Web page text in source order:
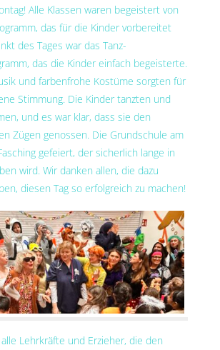
Alle Klassen waren begeistert von
das für die Kinder vorbereitet
des Tages war das Tanz-
das die Kinder einfach begeisterte.
und farbenfrohe Kostüme sorgten für
Stimmung. Die Kinder tanzten und
und es war klar, dass sie den
Zügen genossen. Die Grundschule am
gefeiert, der sicherlich lange in
wird. Wir danken allen, die dazu
diesen Tag so erfolgreich zu machen!
Lehrkräfte und Erzieher, die den